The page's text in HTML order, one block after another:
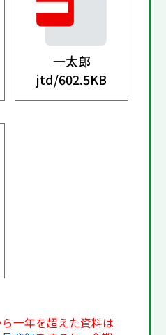
一太郎
jtd/602.5KB
一年を超えた資料は